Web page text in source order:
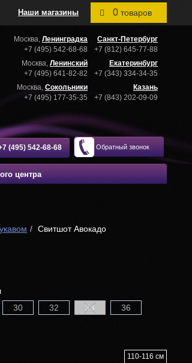
0 товаров
Наши магазины
(495) 542-68-68
Москва, Ленинградка
+7 (495) 542-68-68
Москва, Ленинский
+7 (495) 641-82-82
Москва, Сокольники
+7 (495) 177-35-35
Санкт-Петербург
+7 (812) 645-77-88
Екатеринбург
+7 (343) 334-34-35
Казань
+7 (843) 202-09-09
Обратный звонок
центра
Свитшот Авокадо
30 32 34
36
110-116 см